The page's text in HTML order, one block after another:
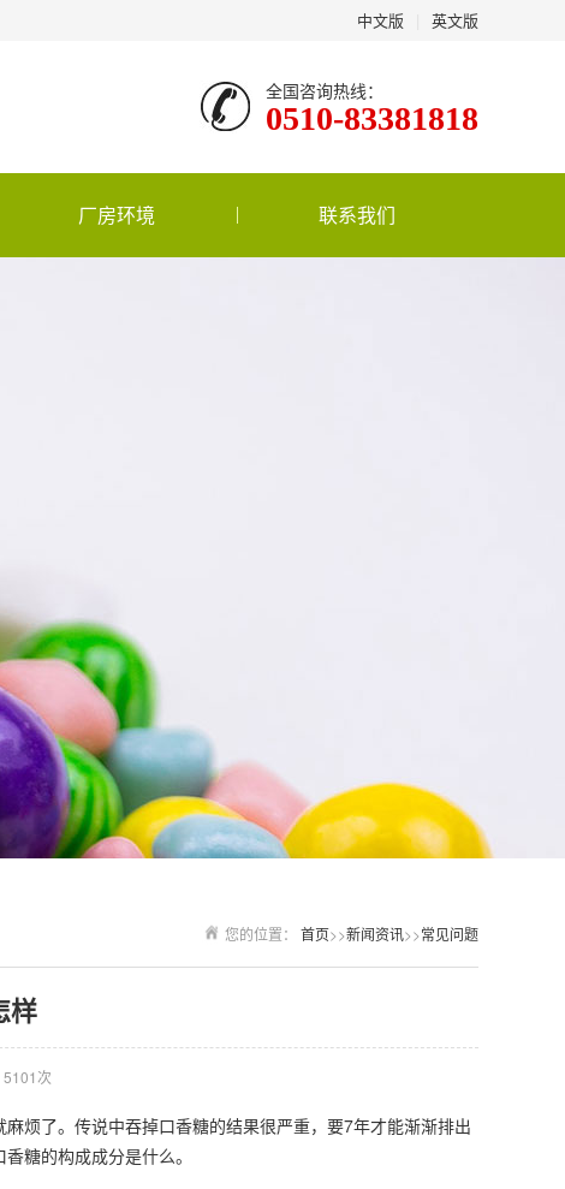
中文版 英文版
全国咨询热线：
0510-83381818
厂房环境 联系我们
您的位置： 首页>>新闻资讯>>常见问题
样
5101次
烦了。传说中吞掉口香糖的结果很严重，要7年才能渐渐排出
糖的构成成分是什么。